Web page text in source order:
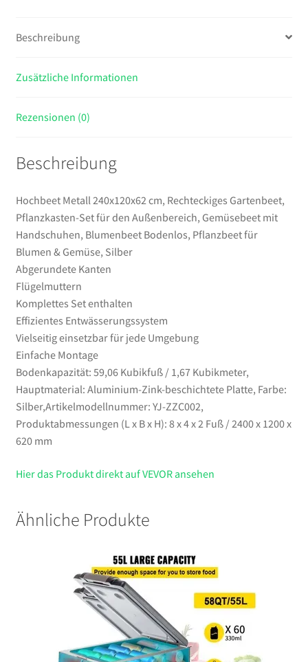
Außenbereich,
mit
Blumenbeet
für
&
Gemüse,
Silber
Menge
Beschreibung
Zusätzliche Informationen
Rezensionen (0)
Beschreibung
Hochbeet Metall 240x120x62 cm, Rechteckiges Gartenbeet,
Pflanzkasten-Set für den Außenbereich, Gemüsebeet mit
Handschuhen, Blumenbeet Bodenlos, Pflanzbeet für
Blumen & Gemüse, Silber
Abgerundete Kanten
Flügelmuttern
Komplettes Set enthalten
Effizientes Entwässerungssystem
Vielseitig einsetzbar für jede Umgebung
Einfache Montage
Bodenkapazität: 59,06 Kubikfuß / 1,67 Kubikmeter,
Hauptmaterial: Aluminium-Zink-beschichtete Platte, Farbe:
Silber,Artikelmodellnummer: YJ-ZZC002,
Produktabmessungen (L x B x H): 8 x 4 x 2 Fuß / 2400 x 1200 x
620 mm
Hier das Produkt direkt auf VEVOR ansehen
Ähnliche Produkte